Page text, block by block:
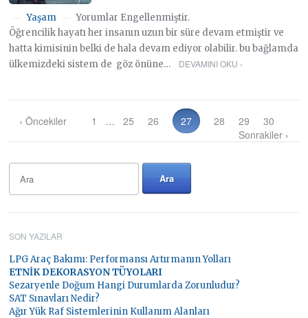
Yaşam
Yorumlar Engellenmiştir.
Öğrencilik hayatı her insanın uzun bir süre devam etmiştir ve
hatta kimisinin belki de hala devam ediyor olabilir. bu bağlamda
ülkemizdeki sistem de göz önüne…
DEVAMINI OKU ›
‹ Öncekiler 1 … 25 26 27 28 29
30
Sonrakiler ›
SON YAZILAR
LPG Araç Bakımı: Performansı Artırmanın Yolları
ETNİK DEKORASYON TÜYOLARI
Sezaryenle Doğum Hangi Durumlarda Zorunludur?
SAT Sınavları Nedir?
Ağır Yük Raf Sistemlerinin Kullanım Alanları